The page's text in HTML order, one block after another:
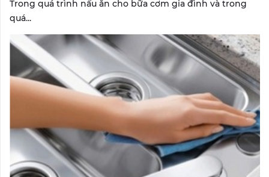
Trong quá trình nấu ăn cho bữa cơm gia đình và trong
quá...